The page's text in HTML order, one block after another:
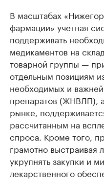
В масштабах
фармации» учетная
поддерживать
медикаментов на
товарной группы —
отдельным позициям
необходимых и
препаратов (ЖНВЛП),
рынке,
рассчитанным на
спроса. Кроме того,
грамотно выстраивая
укрупнять закупки и
лекарственного